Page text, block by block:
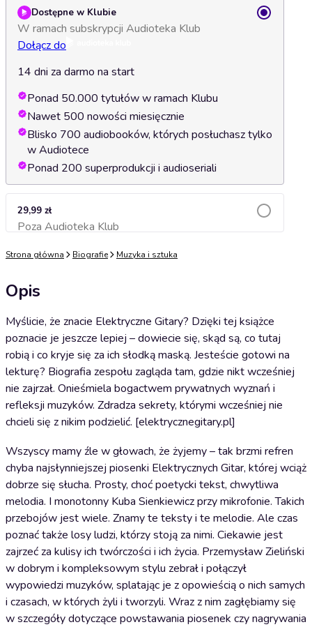
Dostępne w Klubie
W ramach subskrypcji Audioteka Klub
Dołącz do
14 dni za darmo na start
Ponad 50.000 tytułów w ramach Klubu
Nawet 500 nowości miesięcznie
Blisko 700 audiobooków, których posłuchasz tylko
w Audiotece
Ponad 200 superprodukcji i audioseriali
29,99 zł
Poza Audioteka KlubDodaj do koszyka
Strona główna Biografie Muzyka i sztuka
Opis
Myślicie, że znacie Elektryczne Gitary? Dzięki tej książce
poznacie je jeszcze lepiej – dowiecie się, skąd są, co tutaj
robią i co kryje się za ich słodką maską. Jesteście gotowi na
lekturę? Biografia zespołu zagląda tam, gdzie nikt wcześniej
nie zajrzał. Onieśmiela bogactwem prywatnych wyznań i
refleksji muzyków. Zdradza sekrety, którymi wcześniej nie
chcieli się z nikim podzielić. [elektrycznegitary.pl]
Wszyscy mamy źle w głowach, że żyjemy – tak brzmi refren
chyba najsłynniejszej piosenki Elektrycznych Gitar, której wciąż
dobrze się słucha. Prosty, choć poetycki tekst, chwytliwa
melodia. I monotonny Kuba Sienkiewicz przy mikrofonie. Takich
przebojów jest wiele. Znamy te teksty i te melodie. Ale czas
poznać także losy ludzi, którzy stoją za nimi. Ciekawie jest
zajrzeć za kulisy ich twórczości i ich życia. Przemysław Zieliński
w dobrym i kompleksowym stylu zebrał i połączył
wypowiedzi muzyków, splatając je z opowieścią o nich samych
i czasach, w których żyli i tworzyli. Wraz z nim zagłębiamy się
w szczegóły dotyczące powstawania piosenek czy nagrywania